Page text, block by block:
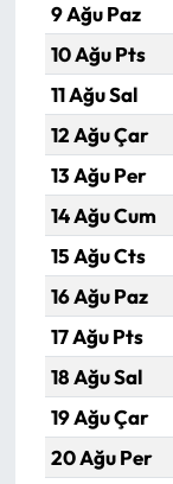
9 Ağu Paz
10 Ağu Pts
11 Ağu Sal
12 Ağu Çar
13 Ağu Per
14 Ağu Cum
15 Ağu Cts
16 Ağu Paz
17 Ağu Pts
18 Ağu Sal
19 Ağu Çar
20 Ağu Per